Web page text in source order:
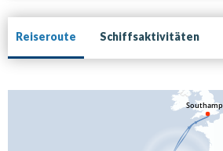
Reiseroute Schiffsaktivitäten